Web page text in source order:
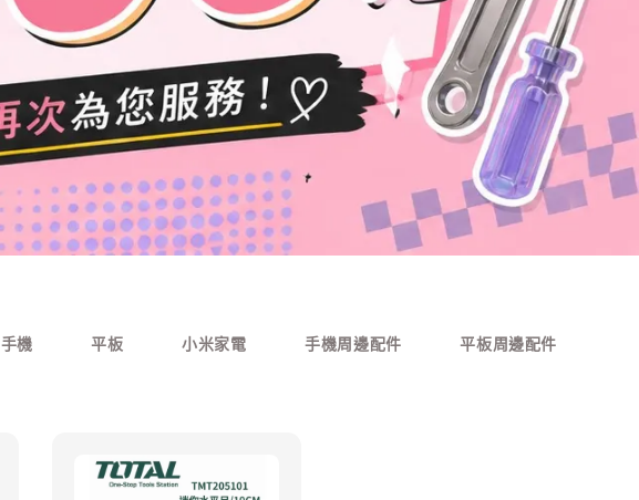
手機 平板 小米家電 手機周邊配件 平板周邊配件